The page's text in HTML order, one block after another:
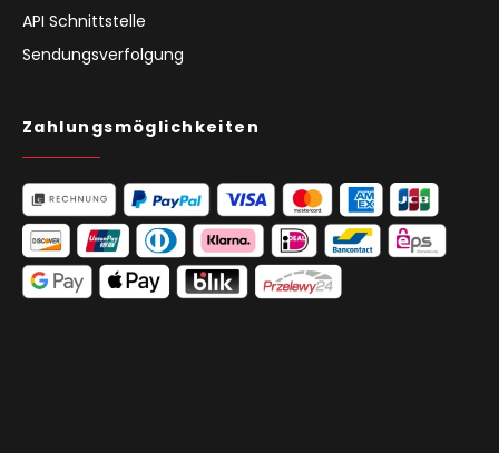
API Schnittstelle
Sendungsverfolgung
Zahlungsmöglichkeiten